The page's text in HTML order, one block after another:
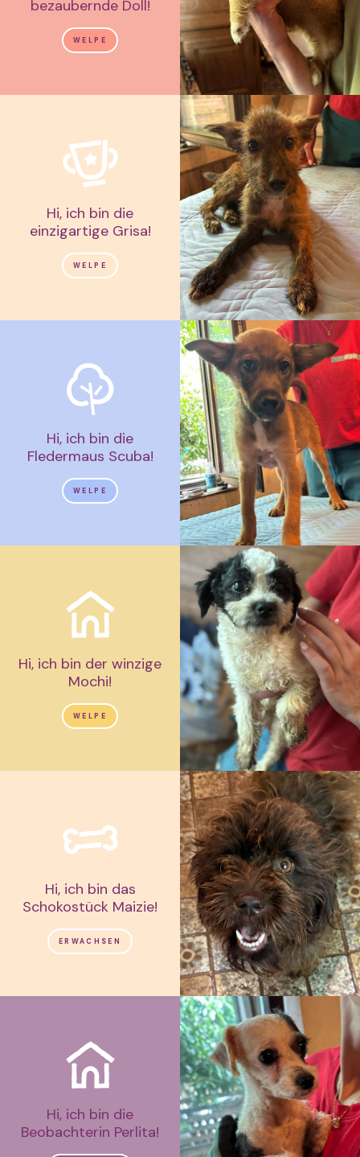
bezaubernde Doll!
WELPE
Hi, ich bin die
einzigartige Grisa!
WELPE
Hi, ich bin die
Fledermaus Scuba!
WELPE
Hi, ich bin der winzige
Mochi!
WELPE
Hi, ich bin das
Schokostück Maizie!
ERWACHSEN
Hi, ich bin die
Beobachterin Perlita!